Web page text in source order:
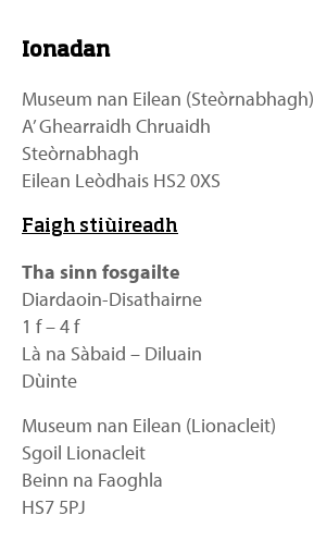
Ionadan
Museum nan Eilean (Steòrnabhagh)
A’ Ghearraidh Chruaidh
Steòrnabhagh
Eilean Leòdhais HS2 0XS
Faigh stiùireadh
Tha sinn fosgailte
Diardaoin-Disathairne
1 f – 4 f
Là na Sàbaid – Diluain
Dùinte
Museum nan Eilean (Lionacleit)
Sgoil Lionacleit
Beinn na Faoghla
HS7 5PJ